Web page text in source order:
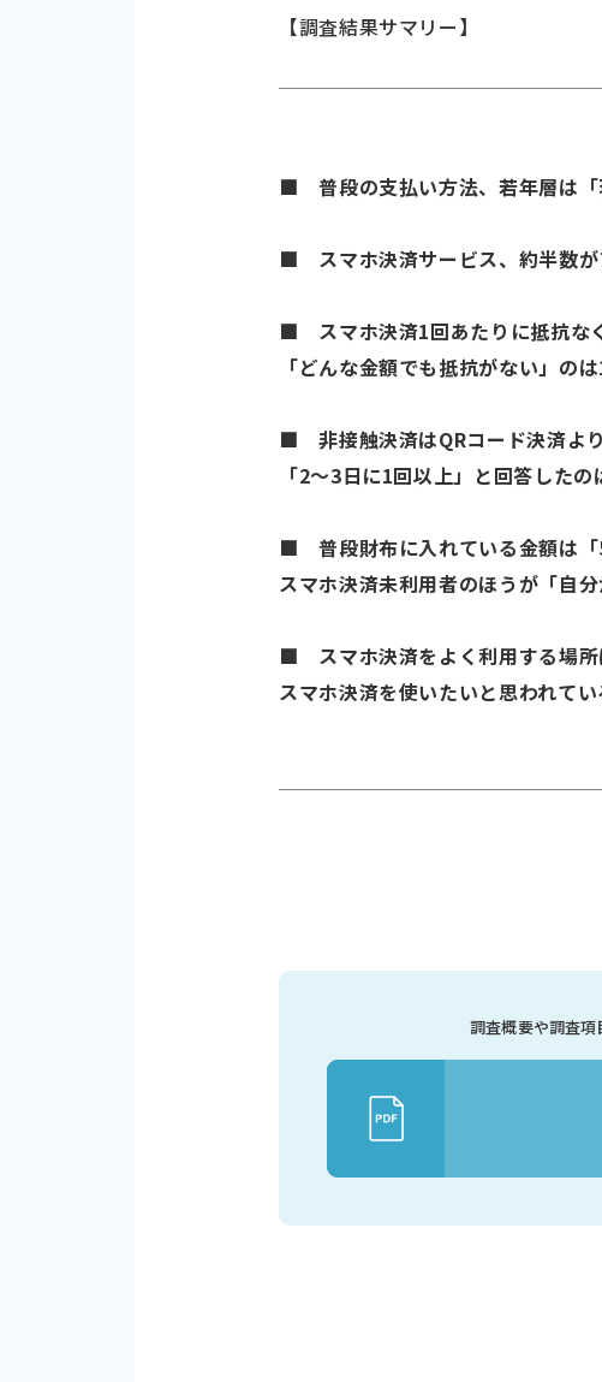
【調査結果サマリー】
■ 普段の支払い方法、若年層は「
■ スマホ決済サービス、約半数が
■ スマホ決済1回あたりに抵抗な
「どんな金額でも抵抗がない」の
■ 非接触決済はQRコード決済よ
「2～3日に1回以上」と回答した
■ 普段財布に入れている金額は
スマホ決済未利用者のほうが「自
■ スマホ決済をよく利用する場所
スマホ決済を使いたいと思われて
調査概要や調査項